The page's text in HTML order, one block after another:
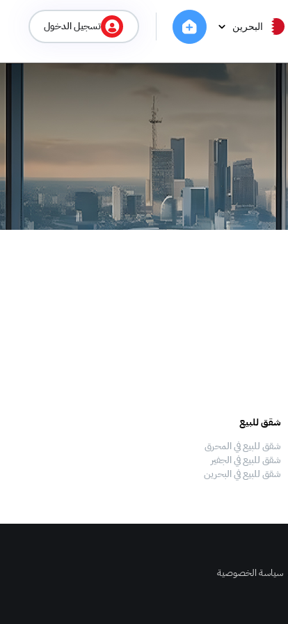
البحرين تسجيل الدخول
شقق للبيع
شقق للبيع في المحرق
شقق للبيع في الجفير
شقق للبيع في البحرين
سياسة الخصوصية